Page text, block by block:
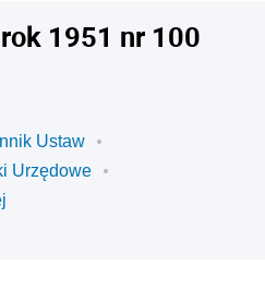
1951 nr 100
Ustaw
Urzędowe